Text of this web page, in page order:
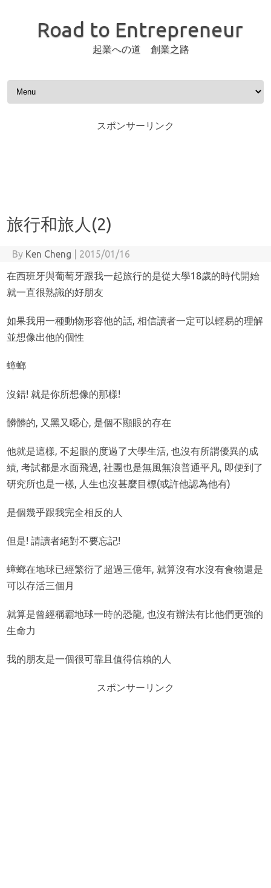
Road to Entrepreneur
起業への道 創業之路
Skip to content
スポンサーリンク
旅行和旅人(2)
By Ken Cheng
2015/01/16
在西班牙與葡萄牙跟我一起旅行的是從大學18歲的時代開始
就一直很熟識的好朋友
如果我用一種動物形容他的話, 相信讀者一定可以輕易的理解
並想像出他的個性
蟑螂
沒錯! 就是你所想像的那樣!
髒髒的, 又黑又噁心, 是個不顯眼的存在
他就是這樣, 不起眼的度過了大學生活, 也沒有所謂優異的成
績, 考試都是水面飛過, 社團也是無風無浪普通平凡, 即便到了
研究所也是一樣, 人生也沒甚麼目標(或許他認為他有)
是個幾乎跟我完全相反的人
但是! 請讀者絕對不要忘記!
蟑螂在地球已經繁衍了超過三億年, 就算沒有水沒有食物還是
可以存活三個月
就算是曾經稱霸地球一時的恐龍, 也沒有辦法有比他們更強的
生命力
我的朋友是一個很可靠且值得信賴的人
スポンサーリンク